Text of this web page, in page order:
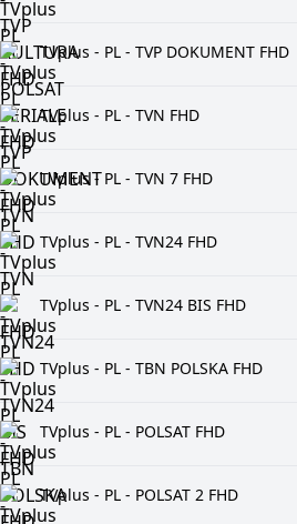
TVplus - PL - TVP DOKUMENT FHD
TVplus - PL - TVN FHD
TVplus - PL - TVN 7 FHD
TVplus - PL - TVN24 FHD
TVplus - PL - TVN24 BIS FHD
TVplus - PL - TBN POLSKA FHD
TVplus - PL - POLSAT FHD
TVplus - PL - POLSAT 2 FHD